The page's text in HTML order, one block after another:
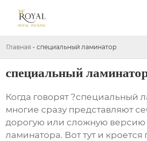
Главная - специальный ламинатор
специальный
Когда говорят ?специальный
многие сразу представляют
дорогую или сложную версию
ламинатора. Вот тут и кроется